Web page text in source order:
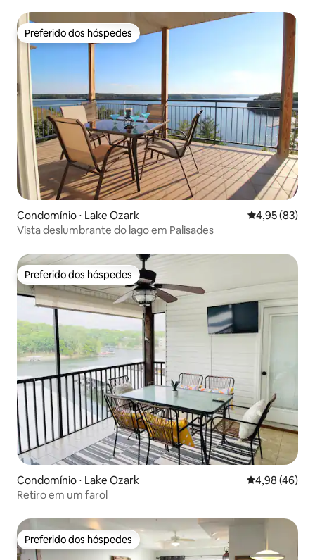
Preferido dos hóspedes
Preferido dos hóspedes
Condomínio ⋅ Lake Ozark 4,95 de uma
4,95 (83)
Vista deslumbrante do lago em Palisades
Preferido dos hóspedes
Preferido dos hóspedes
Condomínio ⋅ Lake Ozark 4,98 de uma
4,98 (46)
Retiro em um farol
Preferido dos hóspedes
Preferido dos hóspedes